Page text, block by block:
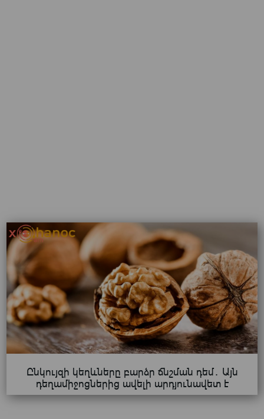
Ընկույզի կեղևները բարձր ճնշման դեմ․ Այն
դեղամիջոցներից ավելի արդյունավետ է